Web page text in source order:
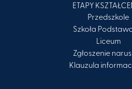
ETAPY
Przedszkole
Szkoła
Liceum
Zgłoszenie
Klauzula